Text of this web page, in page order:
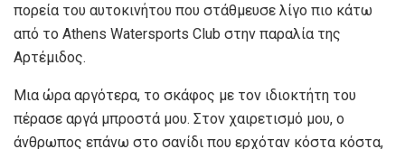
πορεία του αυτοκινήτου που στάθμευσε λίγο πιο κάτω
από το Athens Watersports Club στην παραλία της
Αρτέμιδος.
Μια ώρα αργότερα, το σκάφος με τον ιδιοκτήτη του
πέρασε αργά μπροστά μου. Στον χαιρετισμό μου, ο
άνθρωπος επάνω στο σανίδι που ερχόταν κόστα κόστα,